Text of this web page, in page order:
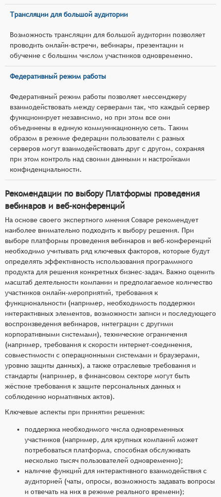
Трансляции для большой аудитории
Возможность трансляции для большой аудитории позволяет
проводить онлайн-встречи, вебинары, презентации и
обучение с большим числом участников одновременно.
Федеративный режим работы
Федеративный режим работы позволяет мессенджеру
взаимодействовать между серверами так, что каждый сервер
функционирует независимо, но при этом все они
объединены в единую коммуникационную сеть. Таким
образом в режиме федерации пользователи с разных
серверов могут взаимодействовать друг с другом, сохраняя
при этом контроль над своими данными и настройками
конфиденциальности.
Рекомендации по выбору Платформы проведения
вебинаров и веб-конференций
На основе своего экспертного мнения Соваре рекомендует
наиболее внимательно подходить к выбору решения. При
выборе платформы проведения вебинаров и веб-конференций
необходимо учитывать ряд ключевых факторов, которые будут
определять эффективность использования программного
продукта для решения конкретных бизнес-задач. Важно оценить
масштаб деятельности компании и предполагаемое количество
участников онлайн-мероприятий, требования к
функциональности (например, необходимость поддержки
интерактивных элементов, возможности записи и последующего
воспроизведения вебинаров, интеграции с другими
корпоративными системами), технические ограничения
(например, требования к скорости интернет-соединения,
совместимости с операционными системами и браузерами,
уровню защиты данных), а также отраслевые требования и
стандарты (например, в финансовом секторе могут быть
жёсткие требования к защите персональных данных и
соблюдению нормативных актов).
Ключевые аспекты при принятии решения:
поддержка необходимого числа одновременных
участников (например, для крупных компаний может
потребоваться платформа, способная обслуживать
несколько тысяч пользователей одновременно);
наличие функций для интерактивного взаимодействия с
аудиторией (чаты, опросы, возможность задавать вопросы
и отвечать на них в режиме реального времени);